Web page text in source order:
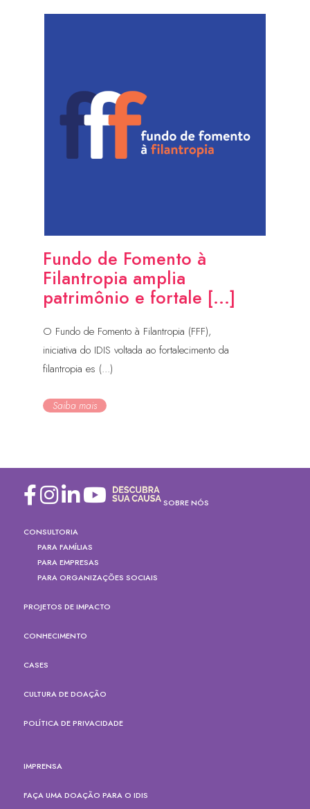
Fundo de Fomento à
Filantropia amplia
patrimônio e fortale [...]
O Fundo de Fomento à Filantropia (FFF),
iniciativa do IDIS voltada ao fortalecimento da
filantropia es (...)
Saiba mais
SOBRE NÓS
CONSULTORIA
PARA FAMÍLIAS
PARA EMPRESAS
PARA ORGANIZAÇÕES SOCIAIS
PROJETOS DE IMPACTO
CONHECIMENTO
CASES
CULTURA DE DOAÇÃO
POLÍTICA DE PRIVACIDADE
IMPRENSA
FAÇA UMA DOAÇÃO PARA O IDIS